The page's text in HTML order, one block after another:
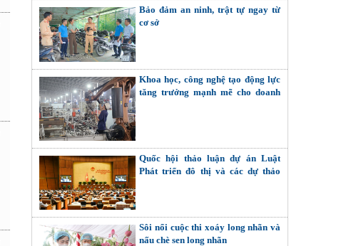
Bảo đảm an ninh, trật tự ngay từ
cơ sở
Khoa học, công nghệ tạo động lực
tăng trưởng mạnh mẽ cho doanh
Quốc hội thảo luận dự án Luật
Phát triển đô thị và các dự thảo
Sôi nổi cuộc thi xoáy long nhãn và
nấu chè sen long nhãn